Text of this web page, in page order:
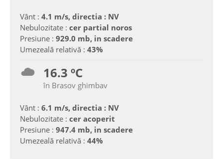
Vânt : 4.1 m/s, directia : NV
Nebulozitate : cer partial noros
Presiune : 929.0 mb, in scadere
Umezeală relativă : 43%
16.3 ºC
în Brasov ghimbav
Vânt : 6.1 m/s, directia : NV
Nebulozitate : cer acoperit
Presiune : 947.4 mb, in scadere
Umezeală relativă : 44%